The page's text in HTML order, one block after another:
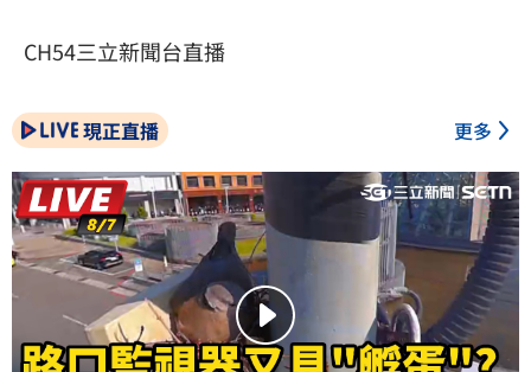
CH54三立新聞台直播
現正直播 更多